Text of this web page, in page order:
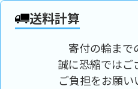
送料計算
寄付の輪まで
誠に恐縮ではご
ご負担をお願い